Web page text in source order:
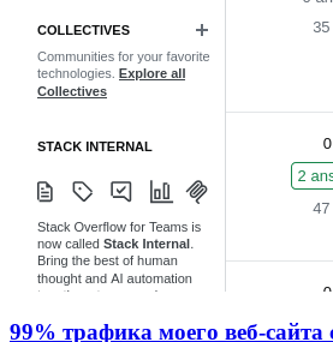
99% трафика моего